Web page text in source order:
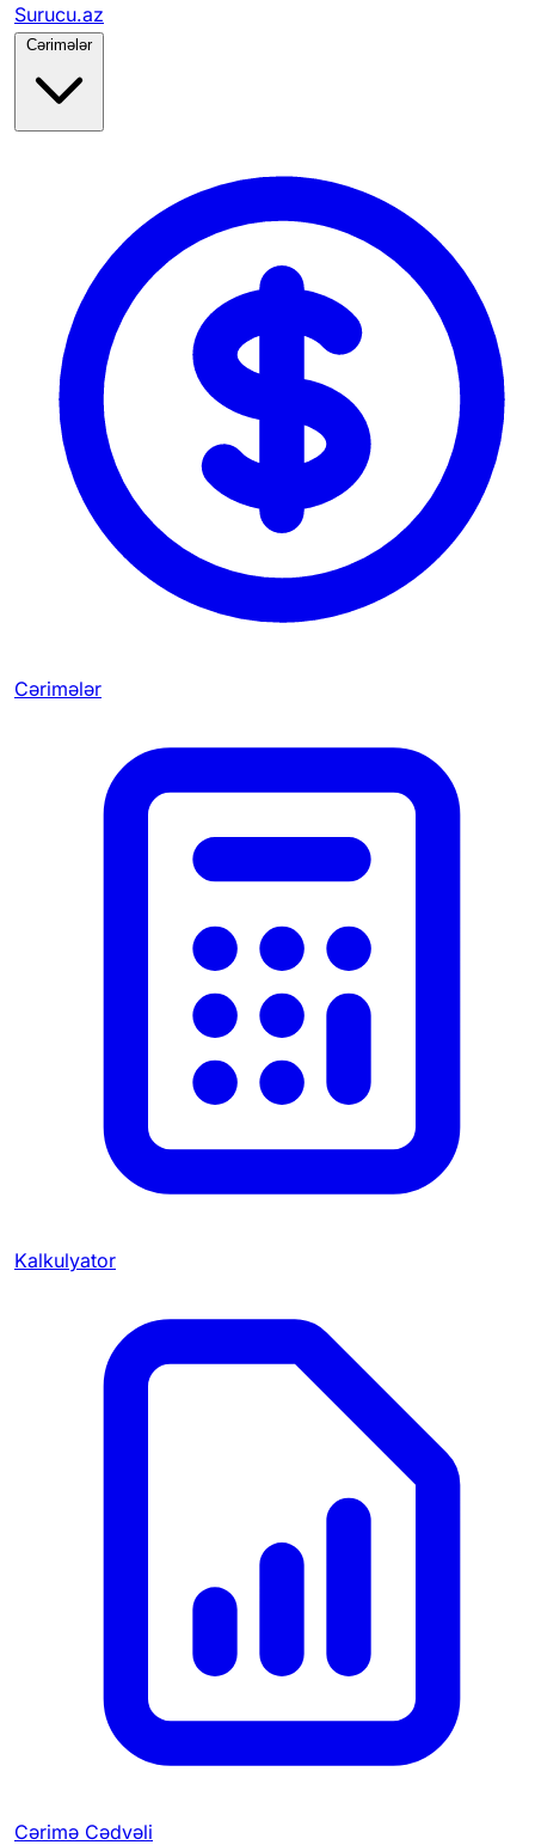
Surucu.az
Cərimələr
Cərimələr
Kalkulyator
Cərimə Cədvəli